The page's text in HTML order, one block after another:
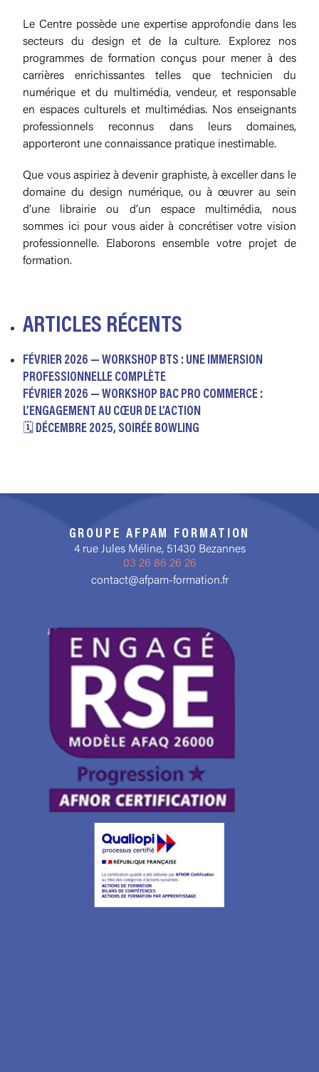
Le Centre possède une expertise approfondie dans les
secteurs du design et de la culture. Explorez nos
programmes de formation conçus pour mener à des
carrières enrichissantes telles que technicien du
numérique et du multimédia, vendeur, et responsable
en espaces culturels et multimédias. Nos enseignants
professionnels reconnus dans leurs domaines,
apporteront une connaissance pratique inestimable.
Que vous aspiriez à devenir graphiste, à exceller dans le
domaine du design numérique, ou à œuvrer au sein
d’une librairie ou d’un espace multimédia, nous
sommes ici pour vous aider à concrétiser votre vision
professionnelle. Elaborons ensemble votre projet de
formation.
ARTICLES RÉCENTS
FÉVRIER 2026 — WORKSHOP BTS : UNE IMMERSION
PROFESSIONNELLE COMPLÈTE
FÉVRIER 2026 — WORKSHOP BAC PRO COMMERCE :
L’ENGAGEMENT AU CŒUR DE L’ACTION
🗓️ DÉCEMBRE 2025, SOIRÉE BOWLING
GROUPE AFPAM FORMATION
4 rue Jules Méline, 51430 Bezannes
03 26 86 26 26
contact@afpam-formation.fr